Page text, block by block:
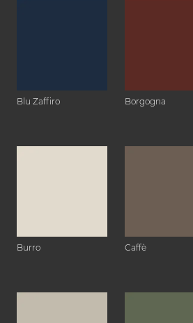
Blu Zaffiro Borgogna
Burro Caffè